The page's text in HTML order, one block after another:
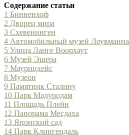
Содержание статьи
1 Бинненхоф
2 Дворец мира
3 Схевенинген
4 Автомобильный музей Лоувманна
5 Улица Ланге Воорхаут
6 Музей Эшера
7 Маурицхейс
8 Музеон
9 Памятник Сталину
10 Парк Мадуродам
11 Площадь Плейн
12 Панорама Месдаха
13 Японский сад
14 Парк Клингендаль